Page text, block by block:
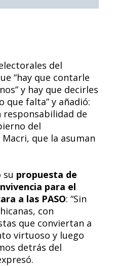
del
“hay que contarle
y hay que decirles
que falta” y añadió:
responsabilidad de
del
que la asuman
propuesta de
para el
a las PASO: “Sin
con
que conviertan a
virtuoso y luego
detrás del